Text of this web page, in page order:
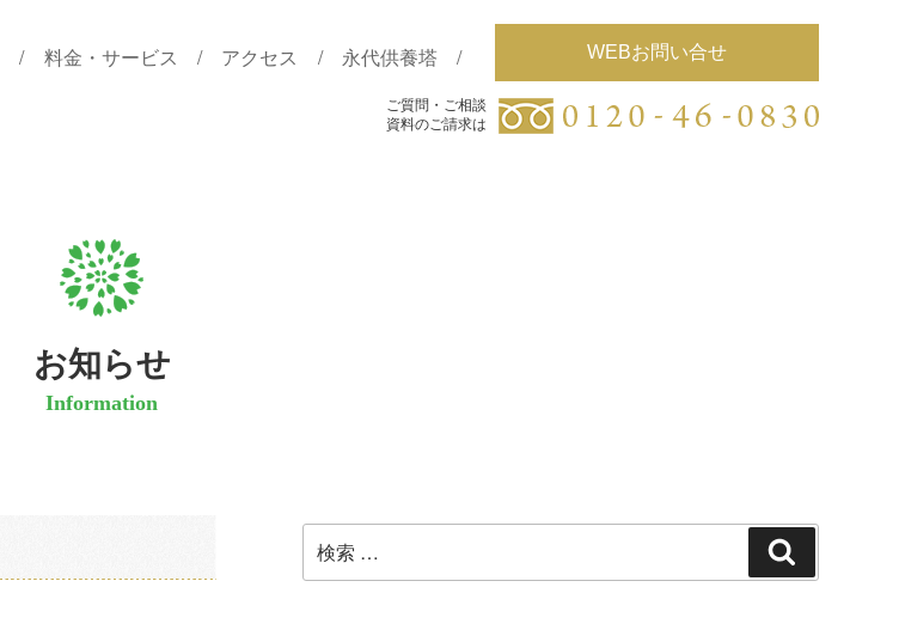
料金・サービス アクセス 永代供養塔 WEBお問い合せ
ご質問・ご相談
資料のご請求は
ご質問・ご相談
資料のご請求は
お知らせ
Information
索:
索